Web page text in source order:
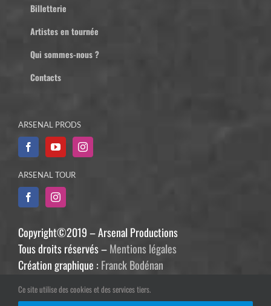
Billetterie
Artistes en tournée
Qui sommes-nous ?
Contacts
ARSENAL PRODS
ARSENAL TOUR
Copyright©2019 – Arsenal Productions
Tous droits réservés –Mentions légales
Création graphique : Franck Bodénan
Ce site utilise des cookies et des services tiers.